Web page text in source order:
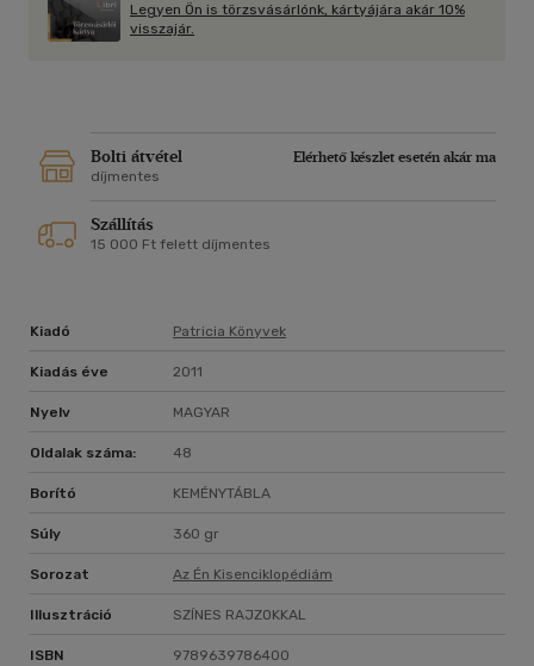
Legyen Ön is törzsvásárlónk, kártyájára akár 10%
visszajár.
Bolti átvétel
Elérhető készlet esetén akár ma
díjmentes
Szállítás
15 000 Ft felett díjmentes
Kiadó Patricia Könyvek
Kiadás éve 2011
Nyelv MAGYAR
Oldalak száma: 48
Borító KEMÉNYTÁBLA
Súly 360 gr
Sorozat Az Én Kisenciklopédiám
Illusztráció SZÍNES RAJZOKKAL
ISBN 9789639786400